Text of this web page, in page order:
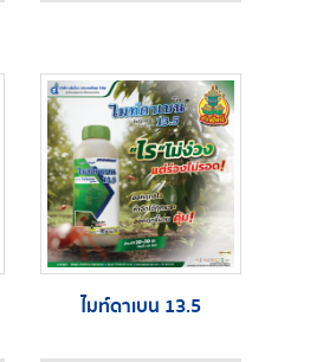
ไมท์ดาเบน 13.5